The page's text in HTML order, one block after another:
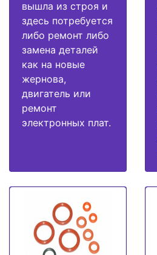
вышла из строя и
здесь потребуется
либо ремонт либо
замена деталей
как на новые
жернова,
двигатель или
ремонт
электронных плат.